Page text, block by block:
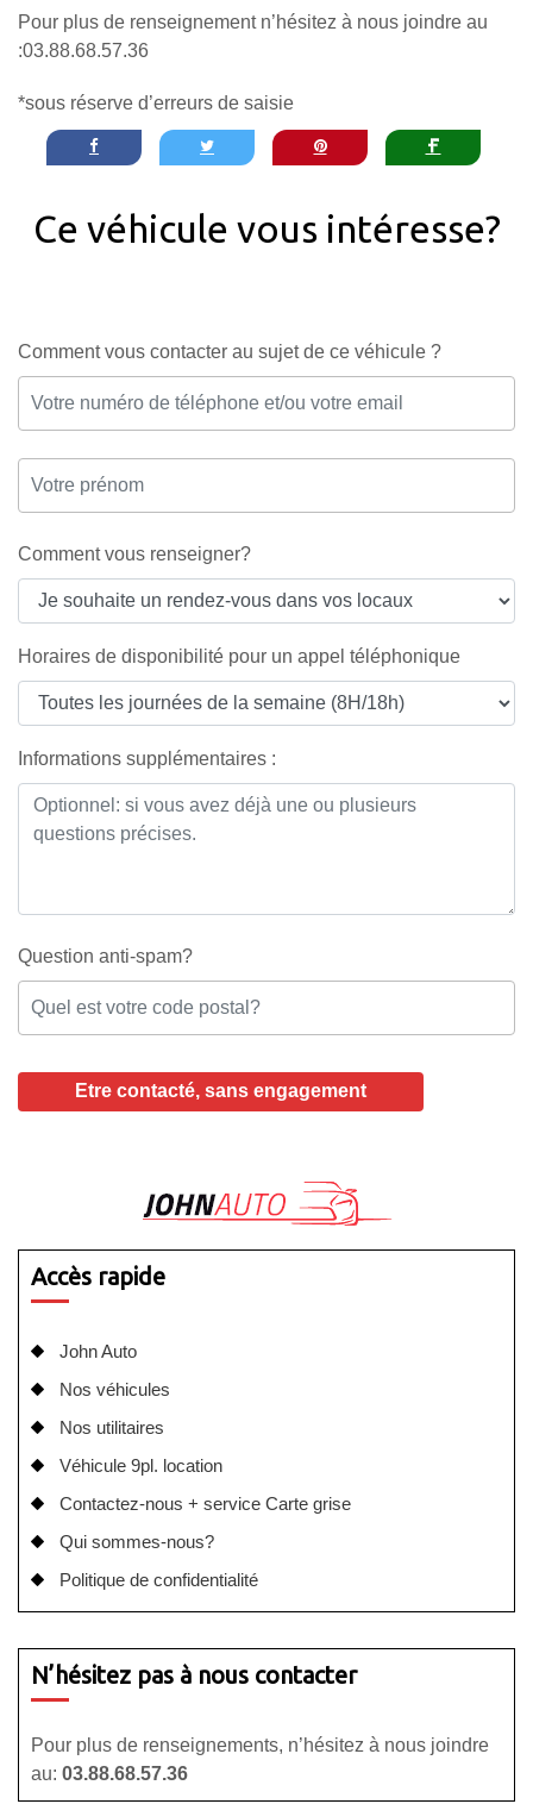
Pour plus de renseignement n’hésitez à nous joindre au
:03.88.68.57.36
*sous réserve d’erreurs de saisie
Ce véhicule vous intéresse?
Comment vous contacter au sujet de ce véhicule ?
Comment vous renseigner?
Horaires de disponibilité pour un appel téléphonique
Informations supplémentaires :
Question anti-spam?
Accès rapide
John Auto
Nos véhicules
Nos utilitaires
Véhicule 9pl. location
Contactez-nous + service Carte grise
Qui sommes-nous?
Politique de confidentialité
N’hésitez pas à nous contacter
Pour plus de renseignements, n’hésitez à nous joindre
au: 03.88.68.57.36